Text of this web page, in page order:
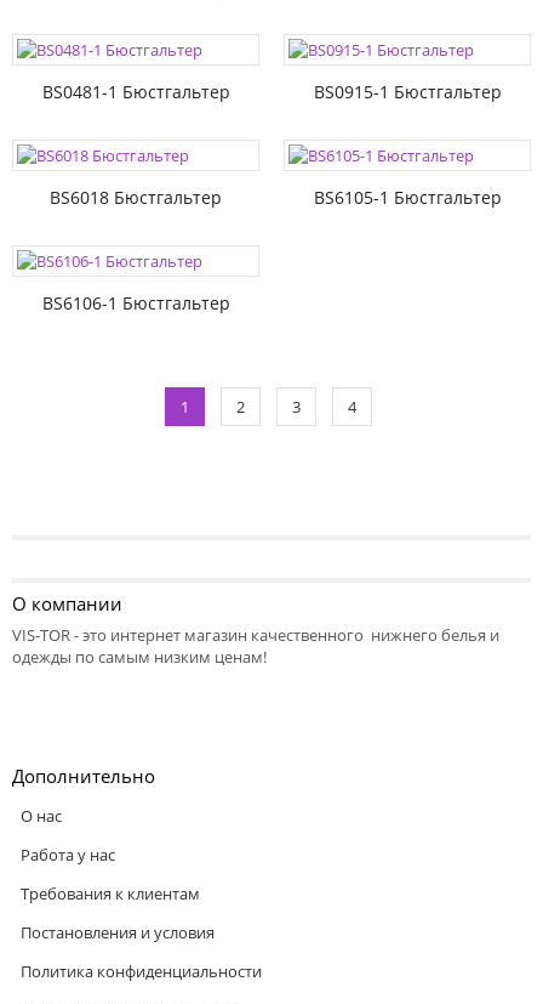
BS0481-1 Бюстгальтер BS0915-1 Бюстгальтер
BS6018 Бюстгальтер BS6105-1 Бюстгальтер
BS6106-1 Бюстгальтер
1 2 3 4
О компании
VIS-TOR - это интернет магазин качественного нижнего белья и
одежды по самым низким ценам!
Дополнительно
О нас
Работа у нас
Требования к клиентам
Постановления и условия
Политика конфиденциальности